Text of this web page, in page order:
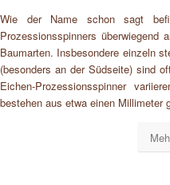
Wie der Name schon sagt
Prozessionsspinners überwiegend
Baumarten. Insbesondere einzeln
(besonders an der Südseite) sind
Eichen-Prozessionsspinner
bestehen aus etwa einen Millimeter